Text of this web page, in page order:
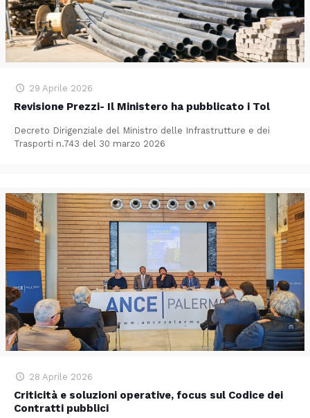
29 Aprile 2026
Revisione Prezzi- Il Ministero ha pubblicato i Tol
Decreto Dirigenziale del Ministro delle Infrastrutture e dei
Trasporti n.743 del 30 marzo 2026
28 Aprile 2026
Criticità e soluzioni operative, focus sul Codice dei
Contratti pubblici